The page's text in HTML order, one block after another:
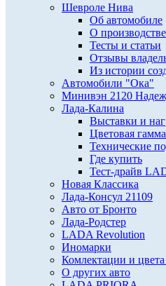
Шевроле Нива
Об автомобиле
О производстве
Тесты и статьи
Отзывы
Из истории
Автомобили "Ока"
Минивэн 2120
Лада-Калина
Выставки и
Цветовая гамма
Технические
Где купить
Тест-драйв
Новая Классика
Лада-Консул 21109
Авто от Бронто
Лада-Родстер
LADA Revolution
Иномарки
Комлектации и
О других авто